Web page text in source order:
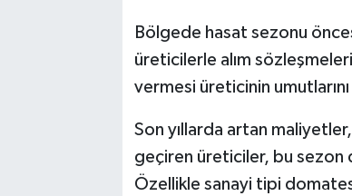
Bölgede hasat sezonu
üreticilerle alım
vermesi üreticinin umutlarını
Son yıllarda artan
geçiren üreticiler, bu
Özellikle sanayi tipi